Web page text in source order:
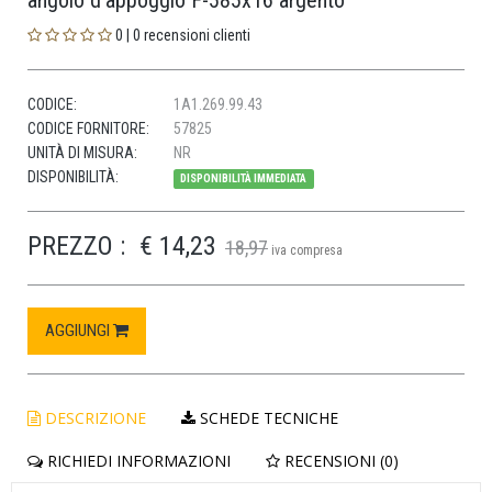
0 | 0 recensioni clienti
CODICE:
1A1.269.99.43
CODICE FORNITORE:
57825
UNITÀ DI MISURA:
NR
DISPONIBILITÀ:
DISPONIBILITÀ IMMEDIATA
PREZZO : € 14,23 18,97 iva compresa
AGGIUNGI
DESCRIZIONE SCHEDE TECNICHE
RICHIEDI INFORMAZIONI RECENSIONI (0)